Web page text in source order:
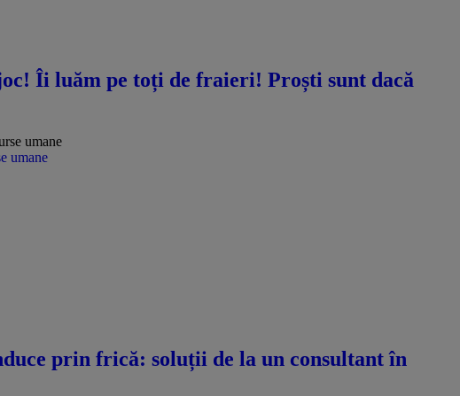
Îi luăm pe toți de fraieri! Proști sunt dacă
umane
prin frică: soluții de la un consultant în